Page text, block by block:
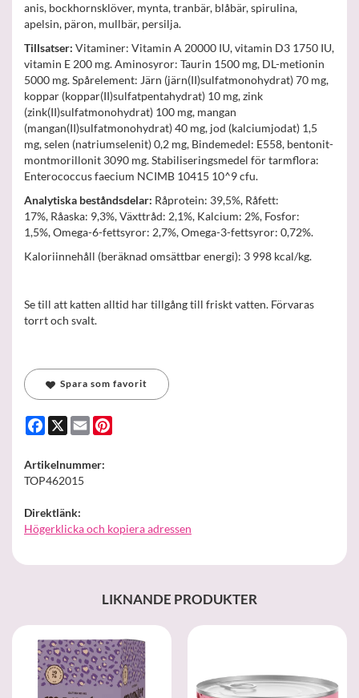
anis, bockhornsklöver, mynta, tranbär, blåbär, spirulina,
apelsin, päron, mullbär, persilja.
Tillsatser: Vitaminer: Vitamin A 20000 IU, vitamin D3 1750 IU,
vitamin E 200 mg. Aminosyror: Taurin 1500 mg, DL-metionin
5000 mg. Spårelement: Järn (järn(II)sulfatmonohydrat) 70 mg,
koppar (koppar(II)sulfatpentahydrat) 10 mg, zink
(zink(II)sulfatmonohydrat) 100 mg, mangan
(mangan(II)sulfatmonohydrat) 40 mg, jod (kalciumjodat) 1,5
mg, selen (natriumselenit) 0,2 mg, Bindemedel: E558, bentonit-
montmorillonit 3090 mg. Stabiliseringsmedel för tarmflora:
Enterococcus faecium NCIMB 10415 10^9 cfu.
Analytiska beståndsdelar: Råprotein: 39,5%, Råfett:
17%, Råaska: 9,3%, Växttråd: 2,1%, Kalcium: 2%, Fosfor:
1,5%, Omega-6-fettsyror: 2,7%, Omega-3-fettsyror: 0,72%.
Kaloriinnehåll (beräknad omsättbar energi): 3 998 kcal/kg.
Se till att katten alltid har tillgång till friskt vatten. Förvaras
torrt och svalt.
Spara som favorit
Facebook
X Email
Artikelnummer:
TOP462015
Direktlänk:
Högerklicka och kopiera adressen
LIKNANDE PRODUKTER